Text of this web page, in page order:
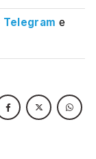
Telegram e